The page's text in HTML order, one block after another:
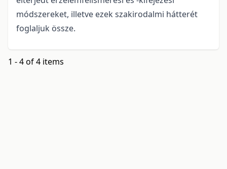
módszereket, illetve ezek szakirodalmi hátterét
foglaljuk össze.
1 - 4 of 4 items